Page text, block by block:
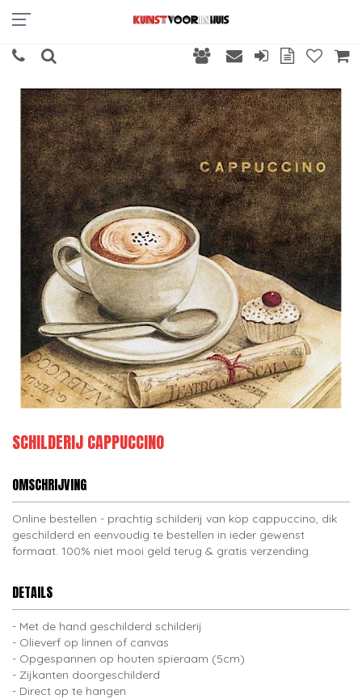
SCHILDERIJ CAPPUCCINO
OMSCHRIJVING
Online bestellen - prachtig schilderij van kop cappuccino, dik
geschilderd en eenvoudig te bestellen in ieder gewenst
formaat. 100% niet mooi geld terug & gratis verzending.
DETAILS
Met de hand geschilderd schilderij
Olieverf op linnen of canvas
Opgespannen op houten spieraam (5cm)
Zijkanten doorgeschilderd
Direct op te hangen